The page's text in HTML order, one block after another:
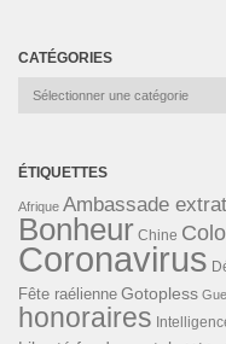
CATÉGORIES
Catégories
ÉTIQUETTES
Afrique Ambassade
Bonheur Chine
Coronavirus
Fête raélienne Gotopless
honoraires